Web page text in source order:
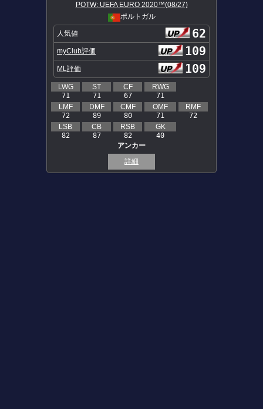
POTW: UEFA EURO 2020™(08/27)
ポルトガル
人気値 62
myClub評価 109
ML評価 109
LWG
71
ST
71
CF
67
RWG
71
LMF
72
DMF
89
CMF
80
OMF
71
RMF
72
LSB
82
CB
87
RSB
82
GK
40
アンカー
詳細